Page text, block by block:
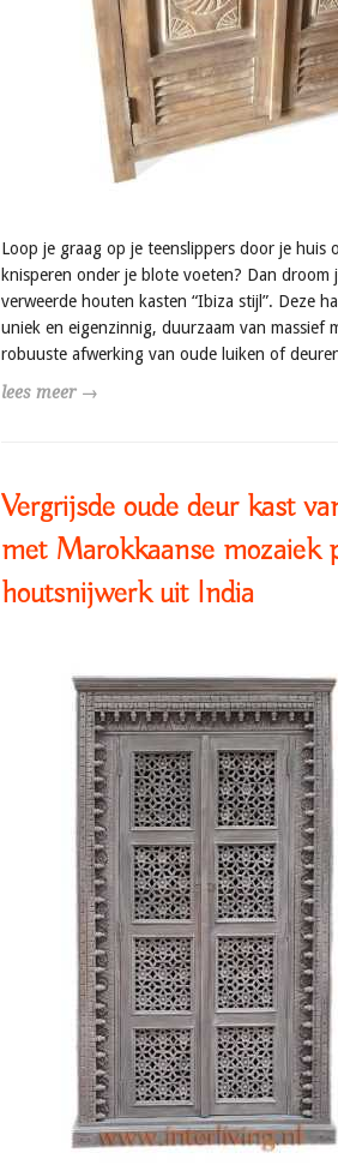
Loop je graag op je teenslippers door je huis
knisperen onder je blote voeten? Dan droom
verweerde houten kasten “Ibiza stijl”. Deze
uniek en eigenzinnig, duurzaam van massief
robuuste afwerking van oude luiken of
lees meer →
Vergrijsde oude deur kast
met Marokkaanse mozaiek
houtsnijwerk uit India